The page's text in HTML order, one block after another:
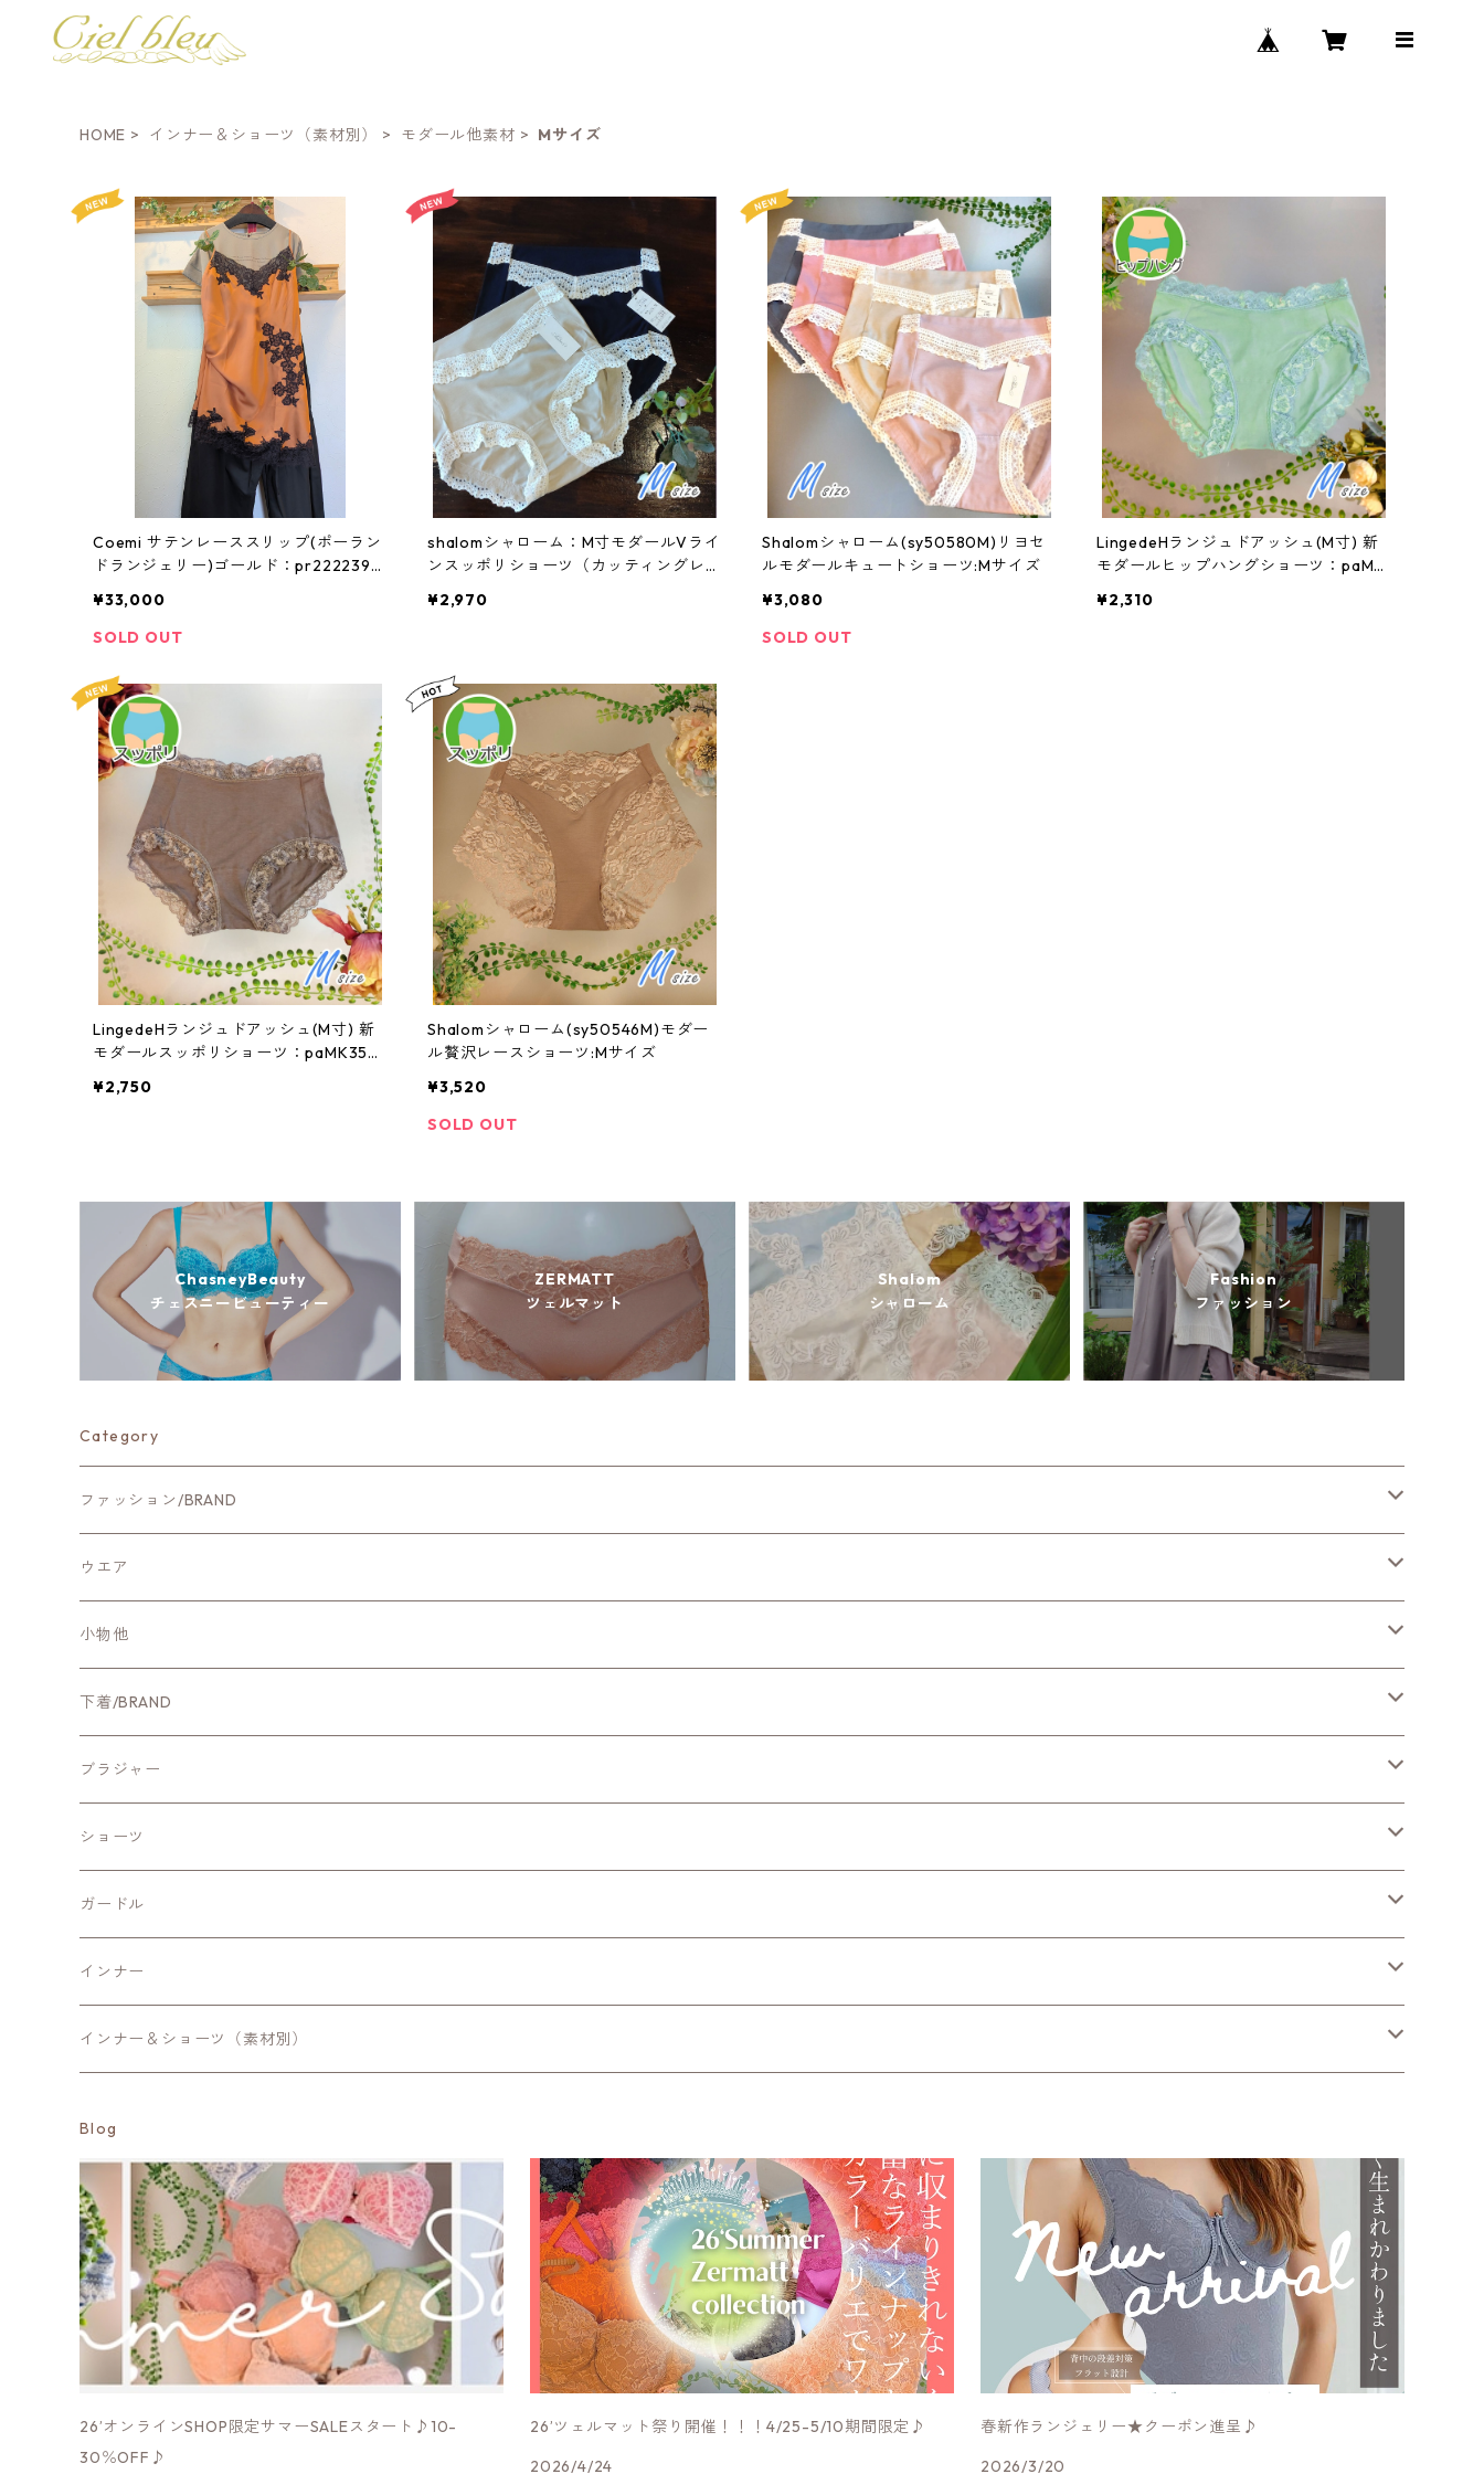
HOME インナー＆ショーツ（素材別） モダール他素材 Mサイズ
Coemi サテンレーススリップ(ポーラン
ドランジェリー)ゴールド：pr222239g
¥33,000
SOLD OUT
shalomシャローム：M寸モダールVライ
ンスッポリショーツ（カッティングレー
¥2,970
Shalomシャローム(sy50580M)リヨセ
ルモダールキュートショーツ:Mサイズ
¥3,080
SOLD OUT
LingedeHランジュドアッシュ(M寸) 新
モダールヒップハングショーツ：paMK
¥2,310
LingedeHランジュドアッシュ(M寸) 新
モダールスッポリショーツ：paMK350
¥2,750
Shalomシャローム(sy50546M)モダー
ル贅沢レースショーツ:Mサイズ
¥3,520
SOLD OUT
ChasneyBeauty
チェスニービューティー
ZERMATT
ツェルマット
Shalom
シャローム
Fashion
ファッション
Category
ファッション/BRAND
新作ファッション
CYNICAL
NUS
Qtume
Mitefabrica
Aeca Blanc
ManueReve
trois
Respighi
Priority
fre.s.cute
ウエア
アウター
カットソー・Tシャツ
ブラウス・シャツ
ニット
ワンピース・チュニック
パンツ
スカート
小物他
ホームグッズ
ファッション小物
下着/BRAND
新作ランジェリー
ChasneyBeautyチェスニービューティー
シカゴレース
ソフィア・シカゴプレステージ
アンバー
クイーン
ルーシー
サンドラ
ZERMATTツェルマット
Shalomシャローム
Linge de Hランジュドアッシュ-サポート
HANAMORIハナモリ
Formenteraフォルメンテーラ
Eparinaエパリナ
Yaucoヨーコ
ブラジャー
ワイヤー入りブラ
ノンワイヤーブラ
ノンレースブラ
ナイト用・ブラキャミ
補正ブラ【万能】
補正ブラ【グロウアップ】
補正ブラ【グラマー】
2段ホック
ショーツ
スッポリショーツ
Mサイズ
Lサイズ
スタンダードショーツ
Sサイズ
Lサイズ
LLサイズ
ヒップハングショーツ
Lサイズ
Sサイズ
Mサイズ
Lサイズ
LLサイズ
サポートショーツ
Mサイズ
Lサイズ
LLサイズ
サニタリー（生理用)ショーツ
Mサイズ
LLサイズ
Tバック・タンガ
ガードル
ショートガードル
ロングガードル
インナー
キャミ・タンクトップ
袖付きインナー
パジャマ
インナー＆ショーツ（素材別）
Mサイズ
Lサイズ
LLサイズ
コットン綿混・シルク混
Mサイズ
Lサイズ
LLサイズ
ツーウェイ生地
Mサイズ
LLサイズ
パワーネット
Mサイズ
総レース
Sサイズ
Blog
26’オンラインSHOP限定サマーSALEスタート♪10-
30％OFF♪
26’ツェルマット祭り開催！！！4/25-5/10期間限定♪
2026/4/24
春新作ランジェリー★クーポン進呈♪
2026/3/20